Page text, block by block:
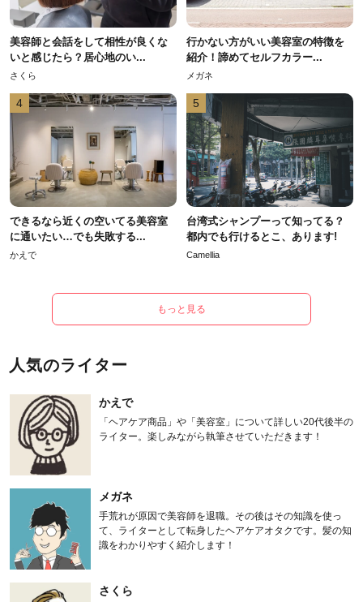
美容師と会話をして相性が良くな
いと感じたら？居心地のい...
さくら
行かない方がいい美容室の特徴を
紹介！諦めてセルフカラー...
メガネ
4
できるなら近くの空いてる美容室
に通いたい…でも失敗する...
かえで
5
台湾式シャンプーって知ってる？
都内でも行けるとこ、あります!
Camellia
もっと見る
人気のライター
かえで
「ヘアケア商品」や「美容室」について詳しい20代後半の
ライター。楽しみながら執筆させていただきます！
メガネ
手荒れが原因で美容師を退職。その後はその知識を使っ
て、ライターとして転身したヘアケアオタクです。髪の知
識をわかりやすく紹介します！
さくら